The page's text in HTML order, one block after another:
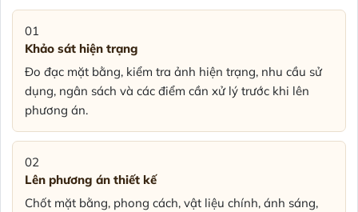
01
Khảo sát hiện trạng
Đo đạc mặt bằng, kiểm tra ảnh hiện trạng, nhu cầu sử
dụng, ngân sách và các điểm cần xử lý trước khi lên
phương án.
02
Lên phương án thiết kế
Chốt mặt bằng, phong cách, vật liệu chính, ánh sáng,